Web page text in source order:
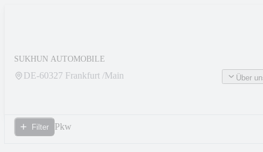
SUKHUN AUTOMOBILE
DE-60327 Frankfurt /Main Über
Filter Pkw